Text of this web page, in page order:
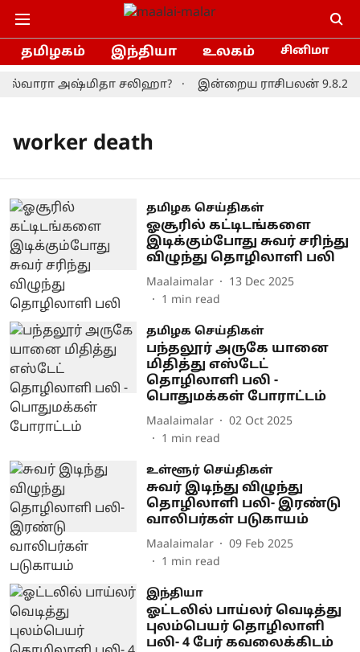
தமிழகம் இந்தியா உலகம் சினிமா
அஷ்மிதா சலிஹா? இன்றைய ராசிபலன்
worker death
தமிழக செய்திகள்
ஓசூரில் கட்டிடங்களை
இடிக்கும்போது சுவர் சரிந்து
விழுந்து தொழிலாளி பலி
Maalaimalar
13 Dec 2025
1 min read
தமிழக செய்திகள்
பந்தலூர் அருகே யானை
மிதித்து எஸ்டேட்
தொழிலாளி பலி -
பொதுமக்கள் போராட்டம்
Maalaimalar
02 Oct 2025
1 min read
உள்ளூர் செய்திகள்
சுவர் இடிந்து விழுந்து
தொழிலாளி பலி- இரண்டு
வாலிபர்கள் படுகாயம்
Maalaimalar
09 Feb 2025
1 min read
இந்தியா
ஓட்டலில் பாய்லர் வெடித்து
புலம்பெயர் தொழிலாளி
பலி- 4 பேர் கவலைக்கிடம்